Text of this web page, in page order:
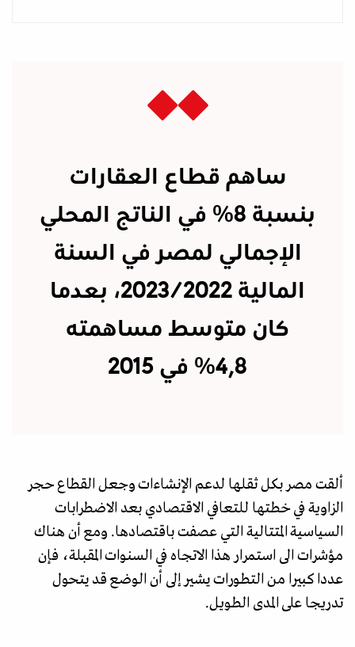
ساهم قطاع العقارات
بنسبة 8% في الناتج المحلي
الإجمالي لمصر في السنة
المالية 2023/2022، بعدما
كان متوسط مساهمته
4,8% في 2015
ألقت مصر بكل ثقلها لدعم الإنشاءات وجعل القطاع حجر
الزاوية في خطتها للتعافي الاقتصادي بعد الاضطرابات
السياسية المتتالية التي عصفت باقتصادها. ومع أن هناك
مؤشرات الى استمرار هذا الاتجاه في السنوات المقبلة، فإن
عددا كبيرا من التطورات يشير إلى أن الوضع قد يتحول
تدريجا على المدى الطويل.